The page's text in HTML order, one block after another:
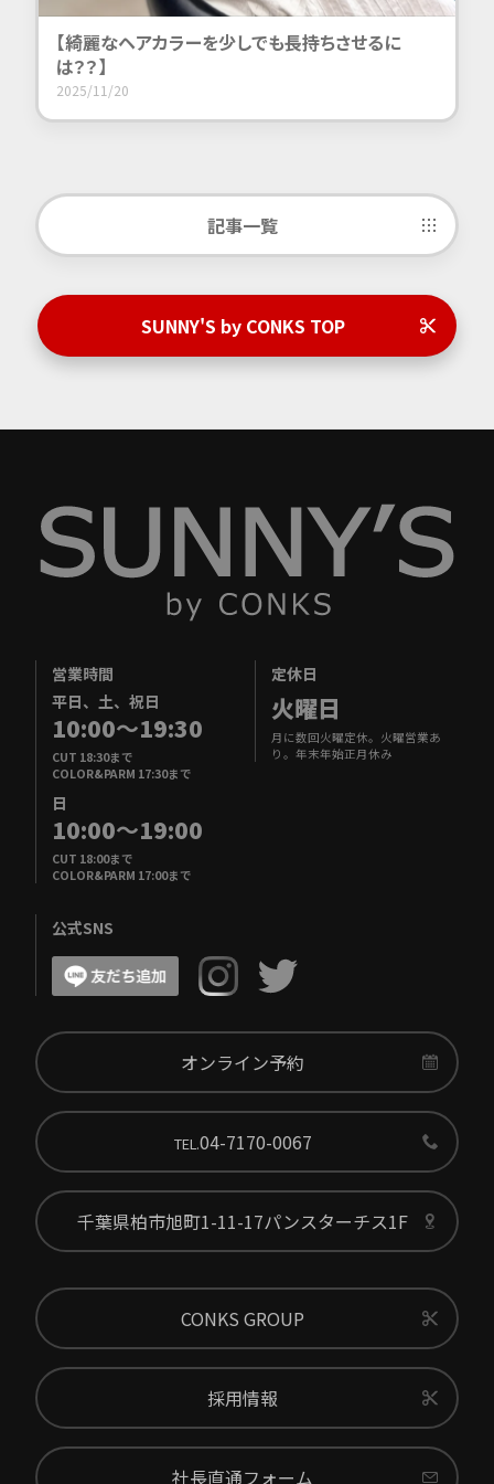
【綺麗なヘアカラーを少しでも長持ちさせるに
は？？】
2025/11/20
記事一覧
SUNNY'S by CONKS TOP
営業時間
平日、土、祝日
10:00～19:30
CUT 18:30まで
COLOR&PARM 17:30まで
日
10:00～19:00
CUT 18:00まで
COLOR&PARM 17:00まで
定休日
火曜日
月に数回火曜定休。火曜営業あ
り。年末年始正月休み
公式SNS
オンライン予約
TEL.04-7170-0067
千葉県柏市旭町1-11-17パンスターチス1F
CONKS GROUP
採用情報
社長直通フォーム